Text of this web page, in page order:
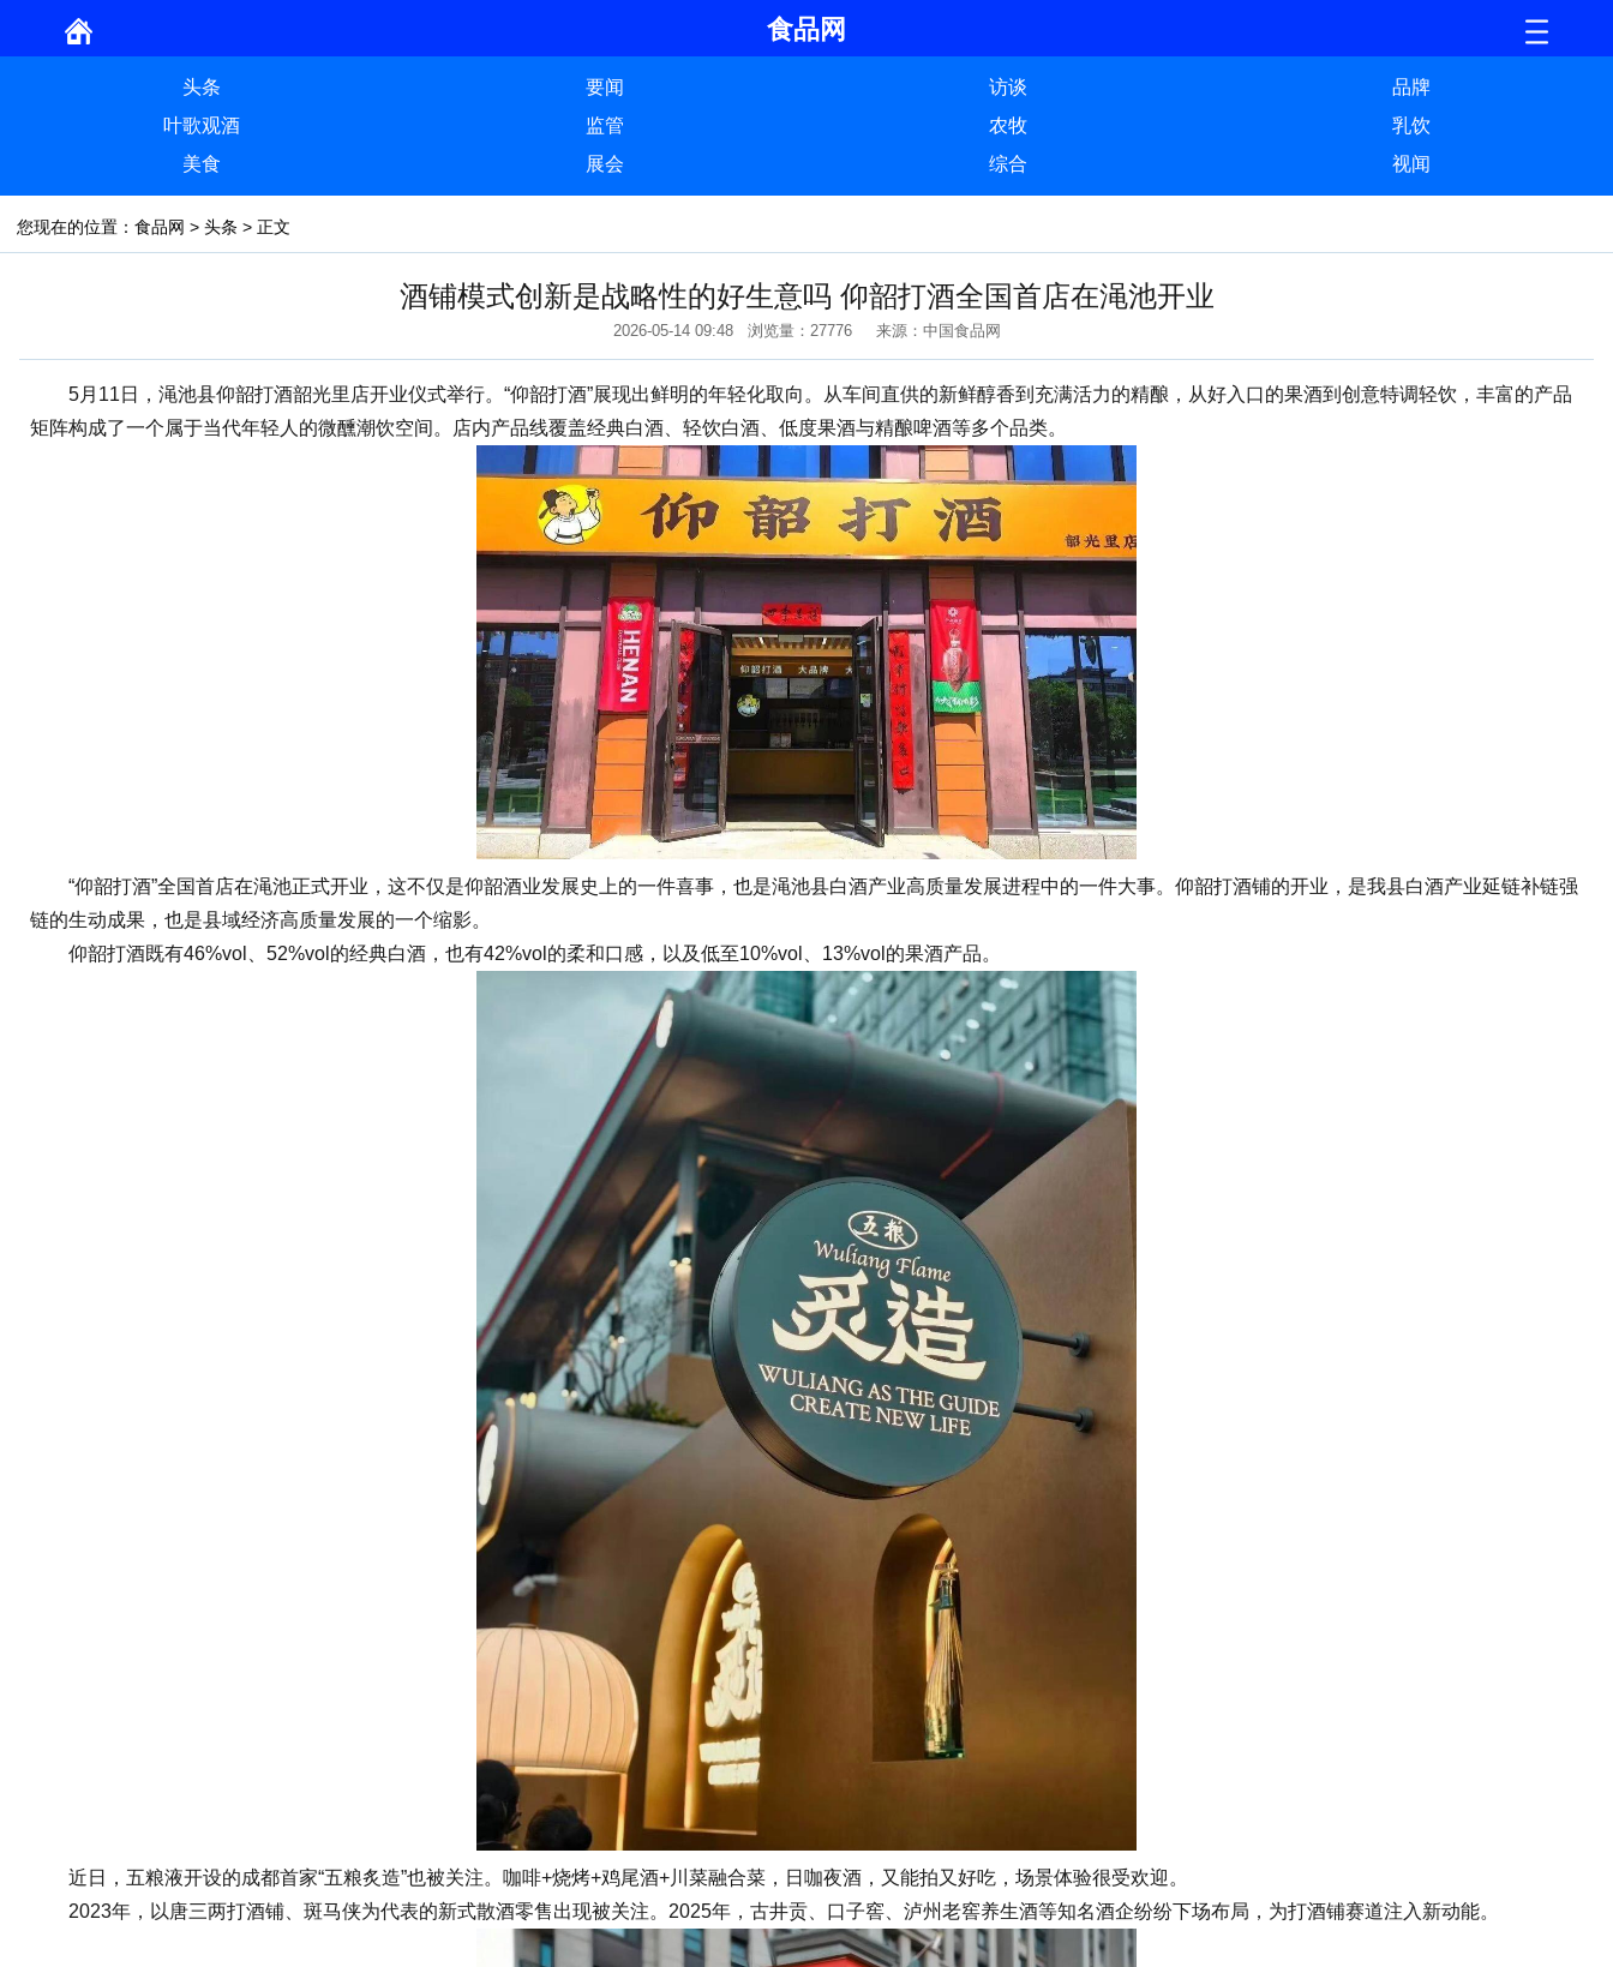
食品网
头条 要闻 访谈
品牌
叶歌观酒
监管 农牧
乳饮
美食
展会 综合 视闻
您现在的位置： 食品网 > 头条 > 正文
酒铺模式创新是战略性的好生意吗 仰韶打酒全国首店在渑池开业
2026-05-14 09:48 浏览量：27776 来源：中国食品网
5月11日，渑池县仰韶打酒韶光里店开业仪式举行。“仰韶打酒”展现出鲜明的年轻化取向。从车间直供的新鲜醇香到充满活力的精酿，从好入口的果酒到创意特调轻饮，丰富的产品
矩阵构成了一个属于当代年轻人的微醺潮饮空间。店内产品线覆盖经典白酒、轻饮白酒、低度果酒与精酿啤酒等多个品类。
“仰韶打酒”全国首店在渑池正式开业，这不仅是仰韶酒业发展史上的一件喜事，也是渑池县白酒产业高质量发展进程中的一件大事。仰韶打酒铺的开业，是我县白酒产业延链补链强
链的生动成果，也是县域经济高质量发展的一个缩影。
仰韶打酒既有46%vol、52%vol的经典白酒，也有42%vol的柔和口感，以及低至10%vol、13%vol的果酒产品。
近日，五粮液开设的成都首家“五粮炙造”也被关注。咖啡+烧烤+鸡尾酒+川菜融合菜，日咖夜酒，又能拍又好吃，场景体验很受欢迎。
2023年，以唐三两打酒铺、斑马侠为代表的新式散酒零售出现被关注。2025年，古井贡、口子窖、泸州老窖养生酒等知名酒企纷纷下场布局，为打酒铺赛道注入新动能。